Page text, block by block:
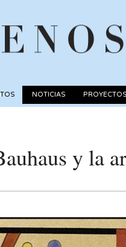
NOTICIAS
y la